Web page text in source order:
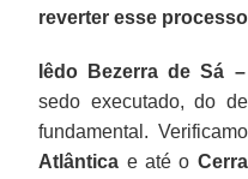
reverter esse
Iêdo Bezerra de Sá –
sedo executado, do
fundamental.
Atlântica e até o